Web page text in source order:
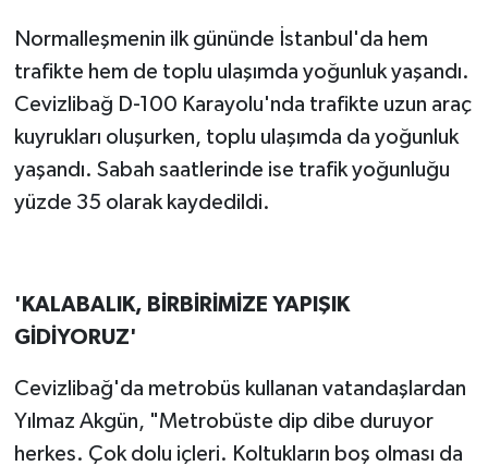
Normalleşmenin ilk gününde İstanbul'da hem
trafikte hem de toplu ulaşımda yoğunluk yaşandı.
Cevizlibağ D-100 Karayolu'nda trafikte uzun araç
kuyrukları oluşurken, toplu ulaşımda da yoğunluk
yaşandı. Sabah saatlerinde ise trafik yoğunluğu
yüzde 35 olarak kaydedildi.
'KALABALIK, BİRBİRİMİZE YAPIŞIK
GİDİYORUZ'
Cevizlibağ'da metrobüs kullanan vatandaşlardan
Yılmaz Akgün, "Metrobüste dip dibe duruyor
herkes. Çok dolu içleri. Koltukların boş olması da